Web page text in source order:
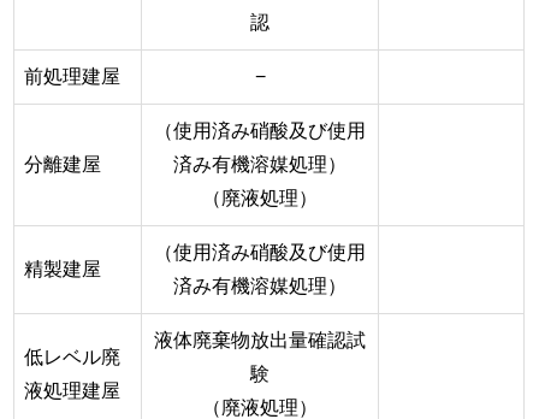
認
前処理建屋 −
分離建屋
（使用済み硝酸及び使用
済み有機溶媒処理）
（廃液処理）
精製建屋
（使用済み硝酸及び使用
済み有機溶媒処理）
低レベル廃
液処理建屋
液体廃棄物放出量確認試
験
（廃液処理）